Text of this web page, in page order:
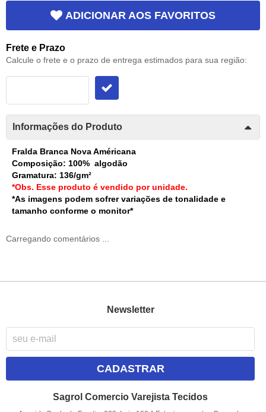
ADICIONAR AOS FAVORITOS
Frete e Prazo
Calcule o frete e o prazo de entrega estimados para sua região:
Informações do Produto
Fralda Branca Nova Américana
Composição: 100% algodão
Gramatura: 136/gm²
*Obs. Esse produto é vendido por unidade.
*As imagens podem sofrer variações de tonalidade e
tamanho conforme o monitor*
Carregando comentários ...
Newsletter
CADASTRAR
Sagrol Comercio Varejista Tecidos